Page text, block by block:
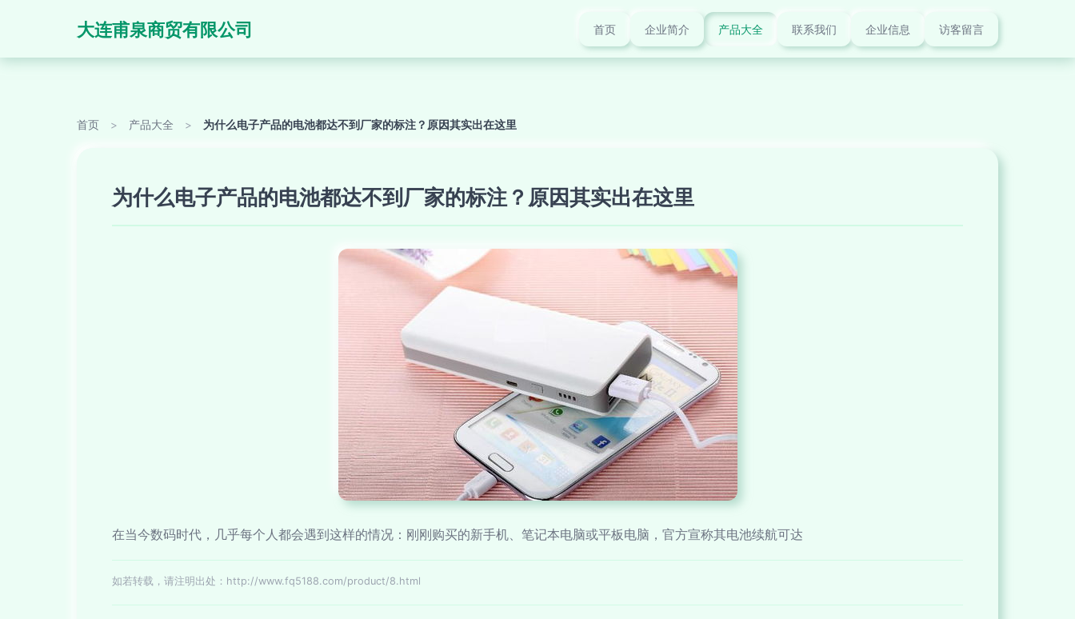
大连甫泉商贸有限公司 首页 企业简介 产品大全 联系我们 企业信息 访客留言
首页 > 产品大全 > 为什么电子产品的电池都达不到厂家的标注？原因其实出在这里
为什么电子产品的电池都达不到厂家的标注？原因其实出在这里
在当今数码时代，几乎每个人都会遇到这样的情况：刚刚购买的新手机、笔记本电脑或平板电脑，官方宣称其电池续航可达
如若转载，请注明出处：http://www.fq5188.com/product/8.html